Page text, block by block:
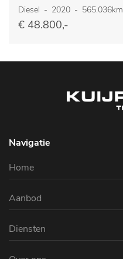
Diesel - 2020 - 565.036km
€ 48.800,-
Navigatie
Home
Aanbod
Diensten